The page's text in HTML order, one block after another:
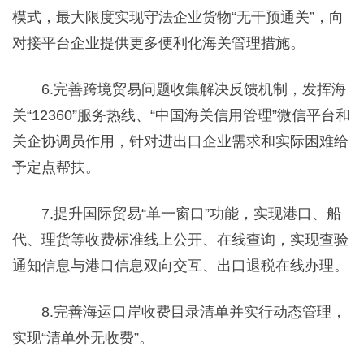
模式，最大限度实现守法企业货物“无干预通关”，向
对接平台企业提供更多便利化海关管理措施。
6.完善跨境贸易问题收集解决反馈机制，发挥海
关“12360”服务热线、“中国海关信用管理”微信平台和
关企协调员作用，针对进出口企业需求和实际困难给
予定点帮扶。
7.提升国际贸易“单一窗口”功能，实现港口、船
代、理货等收费标准线上公开、在线查询，实现查验
通知信息与港口信息双向交互、出口退税在线办理。
8.完善海运口岸收费目录清单并实行动态管理，
实现“清单外无收费”。